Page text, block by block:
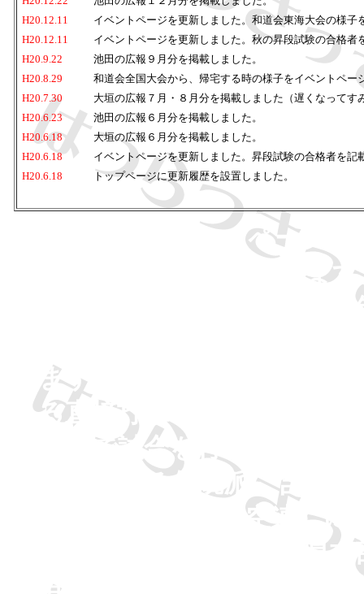
H20.12.11
イベントページを更新しました。和道会東海大会の様子
H20.12.11
イベントページを更新しました。秋の昇段試験の合格者
H20.9.22
池田の広報９月分を掲載しました。
H20.8.29
和道会全国大会から、帰宅する時の様子をイベントペー
H20.7.30
大垣の広報７月・８月分を掲載しました（遅くなってす
H20.6.23
池田の広報６月分を掲載しました。
H20.6.18
大垣の広報６月分を掲載しました。
H20.6.18
イベントページを更新しました。昇段試験の合格者を記
H20.6.18
トップページに更新履歴を設置しました。
名空会岐阜のホームページ
した。ありがとうございま
道という武道を通じて、青
します。大きく分けて、フ
れる直接打撃制のもの、伝
ルールで試合を行うものの
は、いわゆる伝統派に含ま
日本空手道連盟（全空連）
しています。また、岐阜県
大垣市・養老町・池田町の